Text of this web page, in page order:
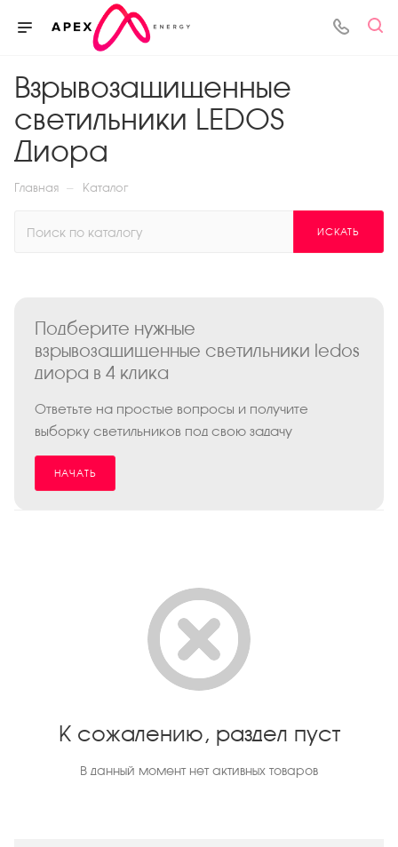
Взрывозащищенные
светильники LEDOS
Диора
Главная — Каталог
ИСКАТЬ
Подберите нужные
взрывозащищенные светильники ledos
диора в 4 клика
Ответьте на простые вопросы и получите
выборку светильников под свою задачу
НАЧАТЬ
К сожалению, раздел пуст
В данный момент нет активных товаров